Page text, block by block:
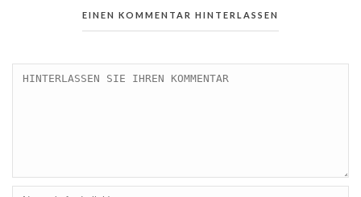
EINEN KOMMENTAR HINTERLASSEN